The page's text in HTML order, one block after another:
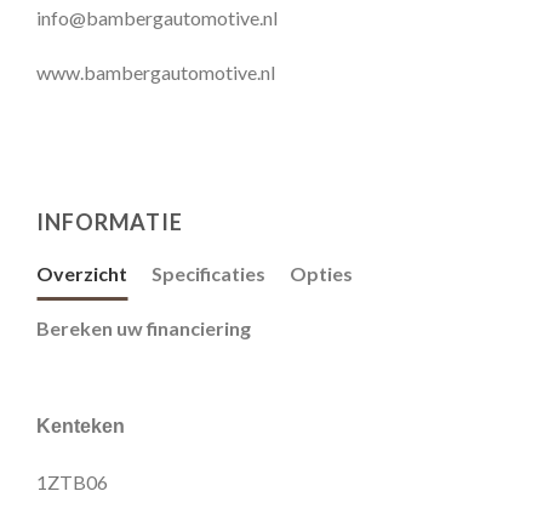
info@bambergautomotive.nl
www.bambergautomotive.nl
INFORMATIE
Overzicht Specificaties Opties
Bereken uw financiering
Kenteken
1ZTB06